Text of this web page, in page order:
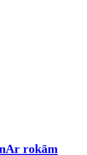
Ar rokām